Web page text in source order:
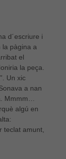
d´escriure i
la pàgina a
el
la peça.
Un xic
a nan
Mmmm…
algú en
teclat amunt,